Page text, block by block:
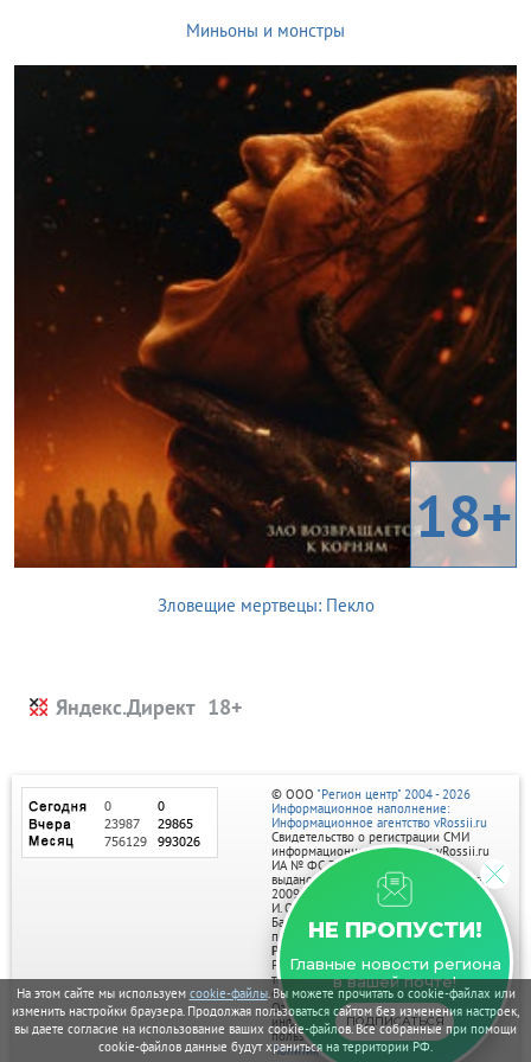
На этом сайте мы используем cookie-файлы. Вы можете прочитать о cookie-файлах или
изменить настройки браузера. Продолжая пользоваться сайтом без изменения настроек,
вы даете согласие на использование ваших cookie-файлов. Все собранные при помощи
cookie-файлов данные будут храниться на территории РФ.
Миньоны и монстры
18+
Зловещие мертвецы: Пекло
Яндекс.Директ
НЕ ПРОПУСТИ!
Главные новости региона
в вашей почте!
ПОДПИСАТЬСЯ
© ООО "Регион центр" 2004 - 2026
Информационное наполнение:
Информационное агентство vRossii.ru
Свидетельство о регистрации СМИ
информационного агентства vRossii.ru
ИА № ФС 77‑35502
выдано РОСКОМНАДЗОРом 04 марта
2009г.
И. О. Главного редактора Нарыков А. Н.
Баннеры на портале размещаются на
правах рекламы.
Реклама на портале:
Рекламное агентство "Умный маркетинг"
тел. 7-910-267-70-40,
email: umnyy.marketing@yandex.ru
Отдельные публикации могут содержать
информацию, не предназначенную для
пользователей до 18 лет.
Политика в отношении обработки